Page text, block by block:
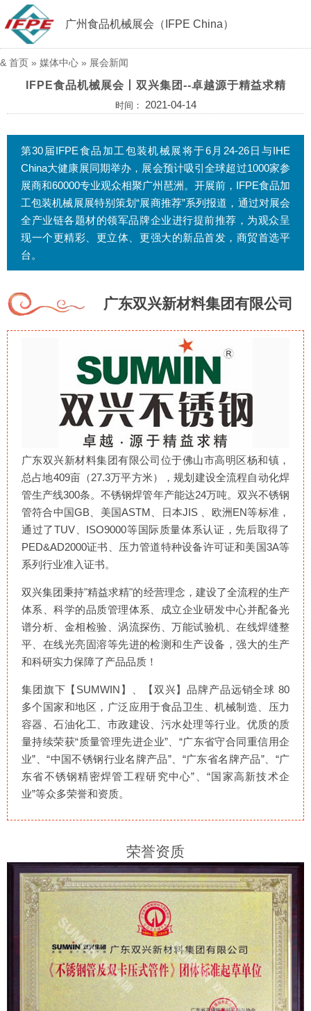
广州食品机械展会（IFPE China）
& 首页 » 媒体中心 » 展会新闻
IFPE食品机械展会丨双兴集团--卓越源于精益求精
时间： 2021-04-14
第30届IFPE食品加工包装机械展将于6月24-26日与IHE
China大健康展同期举办，展会预计吸引全球超过1000家参
展商和60000专业观众相聚广州琶洲。开展前，IFPE食品加
工包装机械展展特别策划“展商推荐”系列报道，通过对展会
全产业链各题材的领军品牌企业进行提前推荐，为观众呈
现一个更精彩、更立体、更强大的新品首发，商贸首选平
台。
广东双兴新材料集团有限公司
广东双兴新材料集团有限公司位于佛山市高明区杨和镇，
总占地409亩（27.3万平方米），规划建设全流程自动化焊
管生产线300条。不锈钢焊管年产能达24万吨。双兴不锈钢
管符合中国GB、美国ASTM、日本JIS 、欧洲EN等标准，
通过了TUV、ISO9000等国际质量体系认证，先后取得了
PED&AD2000证书、压力管道特种设备许可证和美国3A等
系列行业准入证书。
双兴集团秉持"精益求精"的经营理念，建设了全流程的生产
体系、科学的品质管理体系、成立企业研发中心并配备光
谱分析、金相检验、涡流探伤、万能试验机、在线焊缝整
平、在线光亮固溶等先进的检测和生产设备，强大的生产
和科研实力保障了产品品质！
集团旗下【SUMWIN】、【双兴】品牌产品远销全球 80
多个国家和地区，广泛应用于食品卫生、机械制造、压力
容器、石油化工、市政建设、污水处理等行业。优质的质
量持续荣获“质量管理先进企业”、“广东省守合同重信用企
业”、“中国不锈钢行业名牌产品”、“广东省名牌产品”、“广
东省不锈钢精密焊管工程研究中心”、“国家高新技术企
业”等众多荣誉和资质。
荣誉资质